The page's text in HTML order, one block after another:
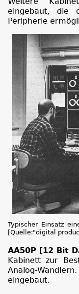
eingebaut, die
Peripherie
Typischer Einsatz
[Quelle:"digital
AA50P [12 Bit
Kabinett zur
Analog-
eingebaut.